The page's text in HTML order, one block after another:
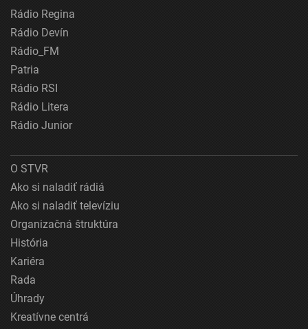
Rádio Regina
Rádio Devín
Rádio_FM
Patria
Rádio RSI
Rádio Litera
Rádio Junior
O STVR
Ako si naladiť rádiá
Ako si naladiť televíziu
Organizačná štruktúra
História
Kariéra
Rada
Úhrady
Kreatívne centrá